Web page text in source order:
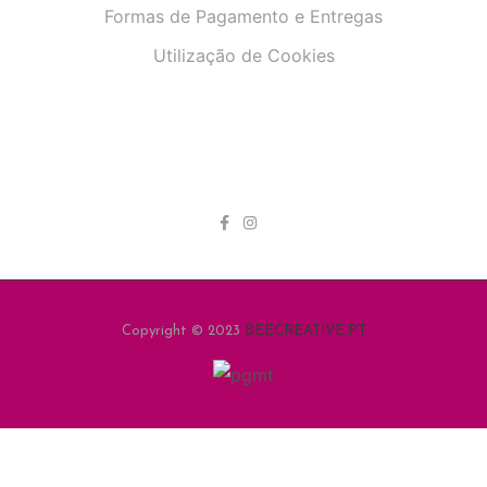
Formas de Pagamento e Entregas
Utilização de Cookies
Copyright © 2023 BEECREATIVE.PT